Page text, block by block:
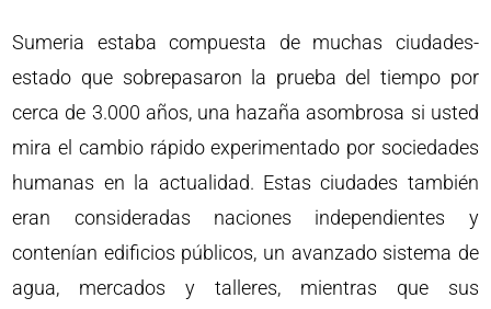
Sumeria estaba compuesta de muchas ciudades-
estado que sobrepasaron la prueba del tiempo por
cerca de 3.000 años, una hazaña asombrosa si usted
mira el cambio rápido experimentado por sociedades
humanas en la actualidad. Estas ciudades también
eran consideradas naciones independientes y
contenían edificios públicos, un avanzado sistema de
agua, mercados y talleres, mientras que sus